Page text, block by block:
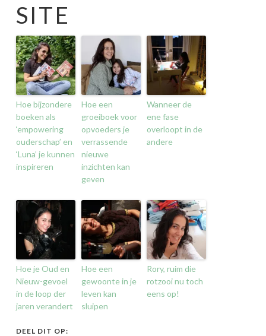
SITE
Hoe bijzondere
boeken als
‘empowering
ouderschap’ en
‘Luna’ je kunnen
inspireren
Hoe een
groeiboek voor
opvoeders je
verrassende
nieuwe
inzichten kan
geven
Wanneer de
ene fase
overloopt in de
andere
Hoe je Oud en
Nieuw-gevoel
in de loop der
jaren verandert
Hoe een
gewoonte in je
leven kan
sluipen
Rory, ruim die
rotzooi nu toch
eens op!
DEEL DIT OP: